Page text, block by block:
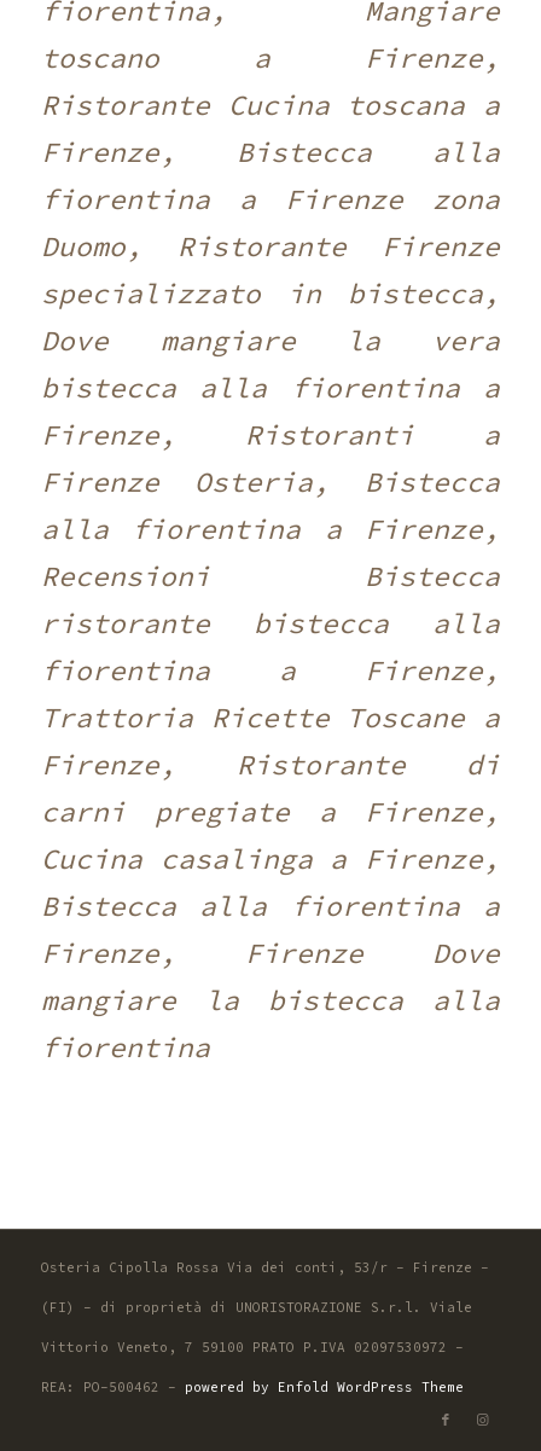
fiorentina, Mangiare
toscano a Firenze,
Ristorante Cucina toscana a
Firenze, Bistecca alla
fiorentina a Firenze zona
Duomo, Ristorante Firenze
specializzato in bistecca,
Dove mangiare la vera
bistecca alla fiorentina a
Firenze, Ristoranti a
Firenze Osteria, Bistecca
alla fiorentina a Firenze,
Recensioni Bistecca
ristorante bistecca alla
fiorentina a Firenze,
Trattoria Ricette Toscane a
Firenze, Ristorante di
carni pregiate a Firenze,
Cucina casalinga a Firenze,
Bistecca alla fiorentina a
Firenze, Firenze Dove
mangiare la bistecca alla
fiorentina
Osteria Cipolla Rossa Via dei conti, 53/r - Firenze -
(FI) - di proprietà di UNORISTORAZIONE S.r.l. Viale
Vittorio Veneto, 7 59100 PRATO P.IVA 02097530972 -
REA: PO-500462 - powered by Enfold WordPress Theme